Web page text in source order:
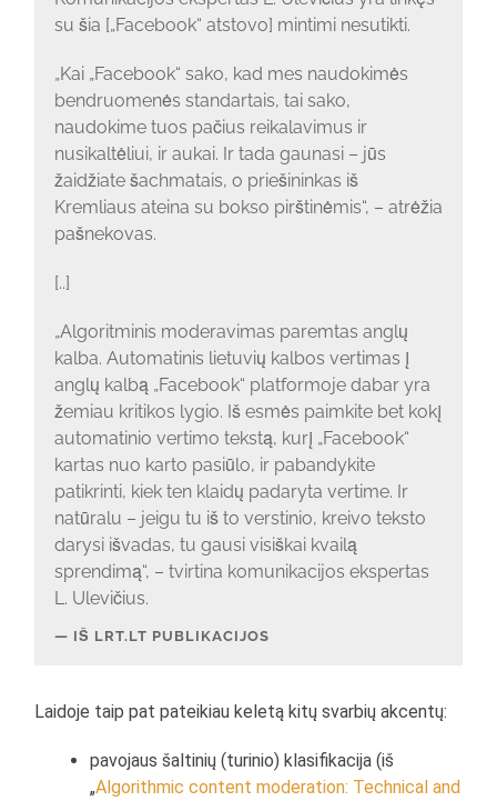
su šia [„Facebook“ atstovo] mintimi nesutikti.
„Kai „Facebook“ sako, kad mes naudokimės
bendruomenės standartais, tai sako,
naudokime tuos pačius reikalavimus ir
nusikaltėliui, ir aukai. Ir tada gaunasi – jūs
žaidžiate šachmatais, o priešininkas iš
Kremliaus ateina su bokso pirštinėmis“, – atrėžia
pašnekovas.
[..]
„Algoritminis moderavimas paremtas anglų
kalba. Automatinis lietuvių kalbos vertimas į
anglų kalbą „Facebook“ platformoje dabar yra
žemiau kritikos lygio. Iš esmės paimkite bet kokį
automatinio vertimo tekstą, kurį „Facebook“
kartas nuo karto pasiūlo, ir pabandykite
patikrinti, kiek ten klaidų padaryta vertime. Ir
natūralu – jeigu tu iš to verstinio, kreivo teksto
darysi išvadas, tu gausi visiškai kvailą
sprendimą“, – tvirtina komunikacijos ekspertas
L. Ulevičius.
IŠ LRT.LT PUBLIKACIJOS
Laidoje taip pat pateikiau keletą kitų svarbių akcentų:
pavojaus šaltinių (turinio) klasifikacija (iš
„Algorithmic content moderation: Technical and